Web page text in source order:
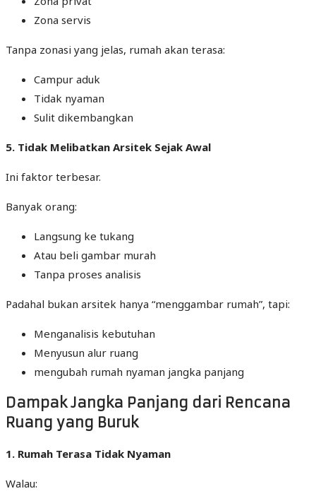
Zona servis
Tanpa zonasi yang jelas, rumah akan terasa:
Campur aduk
Tidak nyaman
Sulit dikembangkan
5. Tidak Melibatkan Arsitek Sejak Awal
Ini faktor terbesar.
Banyak orang:
Langsung ke tukang
Atau beli gambar murah
Tanpa proses analisis
Padahal bukan arsitek hanya “menggambar rumah”, tapi:
Menganalisis kebutuhan
Menyusun alur ruang
mengubah rumah nyaman jangka panjang
Dampak Jangka Panjang dari Rencana
Ruang yang Buruk
1. Rumah Terasa Tidak Nyaman
Walau: